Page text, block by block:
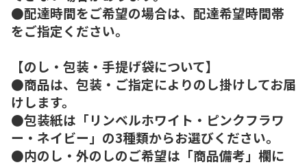
●配達時間をご希望の場合は、配達希望時間帯
をご指定ください。
【のし・包装・手提げ袋について】
●商品は、包装・ご指定によりのし掛けしてお届
けします。
●包装紙は「リンベルホワイト・ピンクフラワ
ー・ネイビー」の3種類からお選びください。
●内のし・外のしのご希望は「商品備考」欄に